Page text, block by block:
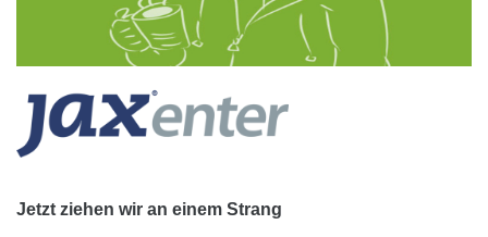
Jetzt ziehen wir an einem Strang